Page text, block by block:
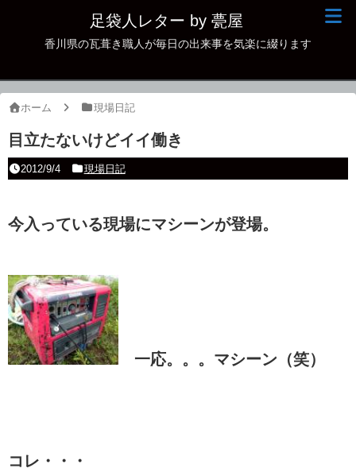
足袋人レター by 甍屋
香川県の瓦葺き職人が毎日の出来事を気楽に綴ります
ホーム 現場日記
目立たないけどイイ働き
2012/9/4 現場日記
今入 っている現場にマシーンが登場。
一応。。。マシーン（笑）
コレ・・・
現場日記
古瓦
本日の一品